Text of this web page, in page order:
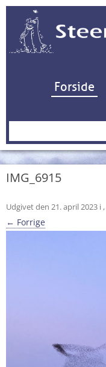
Forside
Søg
IMG_6915
Udgivet den 21. april 2023 i ,
← Forrige